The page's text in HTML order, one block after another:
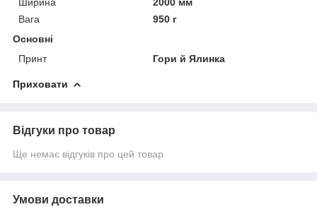
Вага
950 г
Основні
Принт
Гори й Ялинка
Приховати
Відгуки про товар
Ще немає відгуків про цей товар
Умови доставки